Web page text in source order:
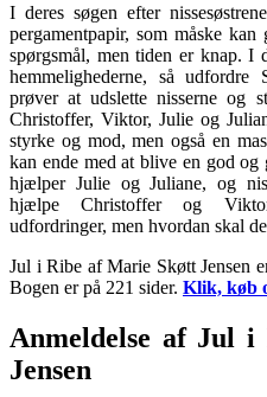
I deres søgen efter
pergamentpapir, som måske
spørgsmål, men tiden er knap. I
hemmelighederne, så
prøver at udslette nisserne og
Christoffer, Viktor, Julie og
styrke og mod, men også en
kan ende med at blive en god
hjælper Julie og Juliane, og
hjælpe Christoffer og
udfordringer, men hvordan skal
Jul i Ribe af Marie Skøtt Jensen
Bogen er på 221 sider. Klik, køb
Anmeldelse af Jul
Jensen